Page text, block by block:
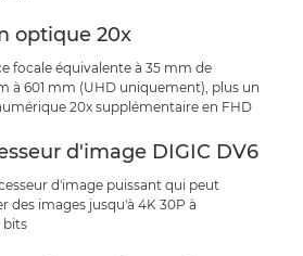
optique 20x
focale équivalente à 35 mm de
à 601 mm (UHD uniquement), plus un
20x supplémentaire en FHD
d'image DIGIC DV6
d'image puissant qui peut
des images jusqu'à 4K 30P à
bits